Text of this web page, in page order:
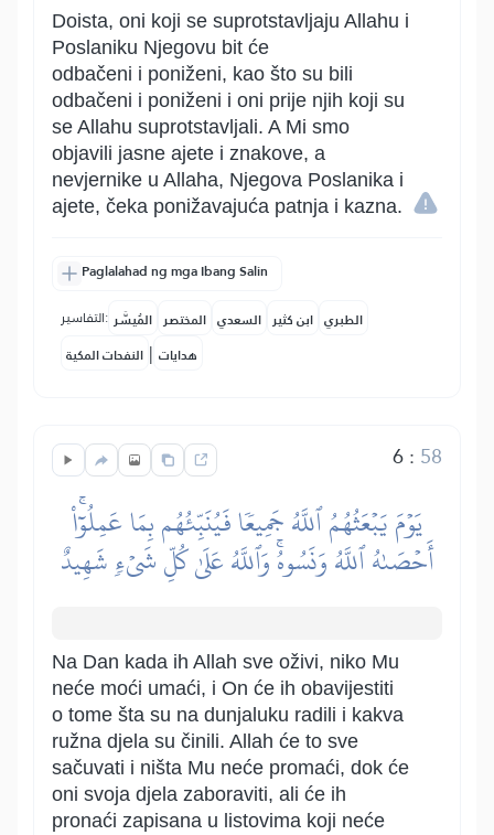
Doista, oni koji se suprotstavljaju Allahu i
Poslaniku Njegovu bit će
odbačeni i poniženi, kao što su bili
odbačeni i poniženi i oni prije njih koji su
se Allahu suprotstavljali. A Mi smo
objavili jasne ajete i znakove, a
nevjernike u Allaha, Njegova Poslanika i
ajete, čeka ponižavajuća patnja i kazna.
Paglalahad ng mga Ibang Salin
التفاسير: المُيسَّر المختصر السعدي ابن كثير الطبري
النفحات المكية | هدايات
6: 58
يَوۡمَ يَبۡعَثُهُمُ ٱللَّهُ جَمِيعٗا فَيُنَبِّئُهُم بِمَا عَمِلُوٓاْۚ
أَحۡصَىٰهُ ٱللَّهُ وَنَسُوهُۚ وَٱللَّهُ عَلَىٰ كُلِّ شَيۡءٖ شَهِيدٌ
Na Dan kada ih Allah sve oživi, niko Mu
neće moći umaći, i On će ih obavijestiti
o tome šta su na dunjaluku radili i kakva
ružna djela su činili. Allah će to sve
sačuvati i ništa Mu neće promaći, dok će
oni svoja djela zaboraviti, ali će ih
pronaći zapisana u listovima koji neće